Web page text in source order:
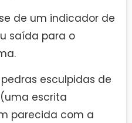
de um indicador de
saída para o
esculpidas de
escrita
parecida com a